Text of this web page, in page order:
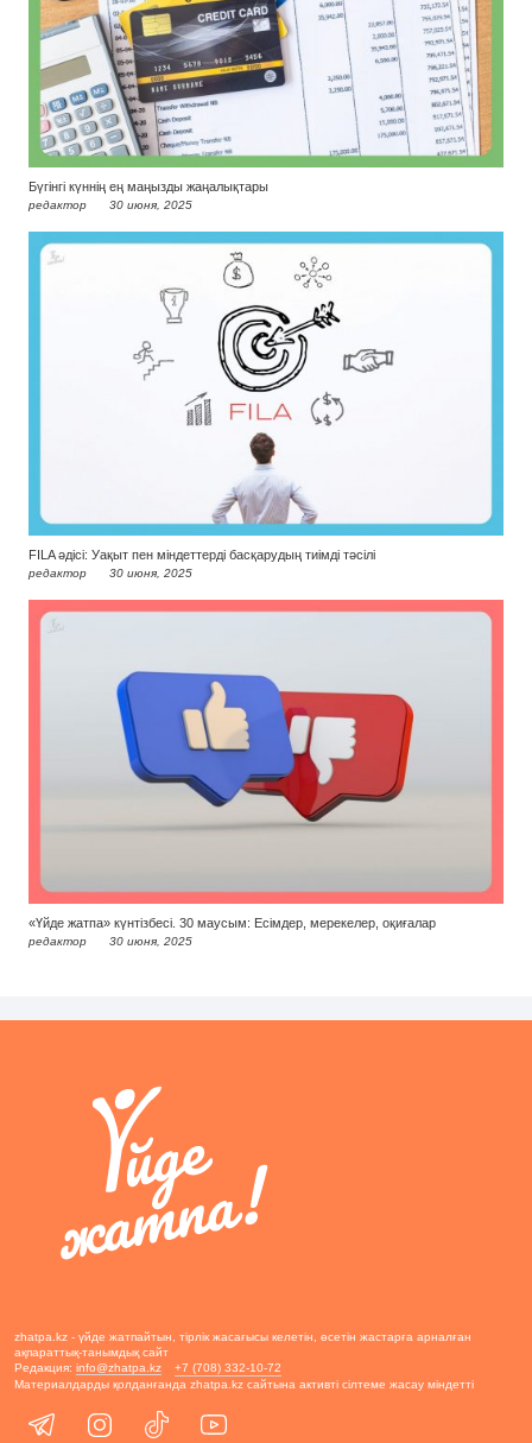
Бүгінгі күннің ең маңызды жаңалықтары
редактор 30 июня, 2025
FILA әдісі: Уақыт пен міндеттерді басқарудың тиімді тәсілі
редактор 30 июня, 2025
«Үйде жатпа» күнтізбесі. 30 маусым: Есімдер, мерекелер, оқиғалар
редактор 30 июня, 2025
zhatpa.kz - үйде жатпайтын, тірлік жасағысы келетін, өсетін жастарға арналған
ақпараттық-танымдық сайт
Редакция: info@zhatpa.kz
+7 (708) 332-10-72
Материалдарды қолданғанда zhatpa.kz сайтына активті сілтеме жасау міндетті